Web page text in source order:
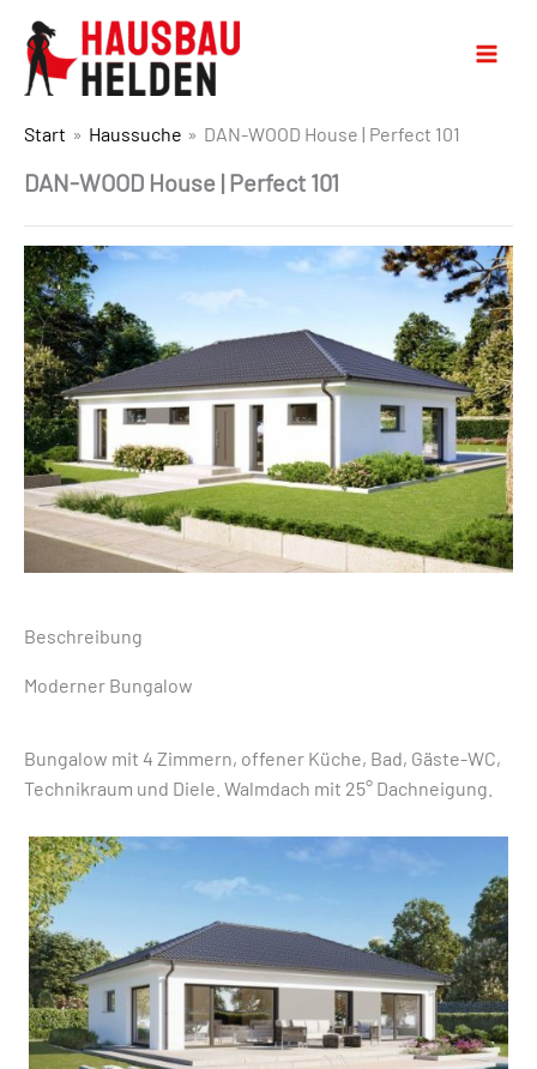
Start Haussuche DAN-WOOD House | Perfect 101
DAN-WOOD House | Perfect 101
Beschreibung
Moderner Bungalow
Bungalow mit 4 Zimmern, offener Küche, Bad, Gäste-WC,
Technikraum und Diele. Walmdach mit 25° Dachneigung.